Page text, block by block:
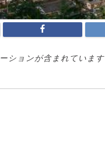
ーションが含まれていま